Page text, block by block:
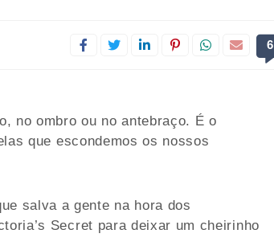
6
no ombro ou no antebraço. É o
que escondemos os nossos
salva a gente na hora dos
Secret para deixar um cheirinho